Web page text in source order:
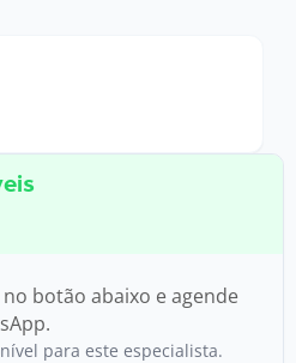
botão abaixo e agende
para este especialista.